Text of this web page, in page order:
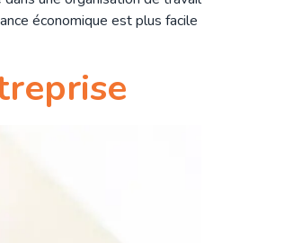
économique est plus facile